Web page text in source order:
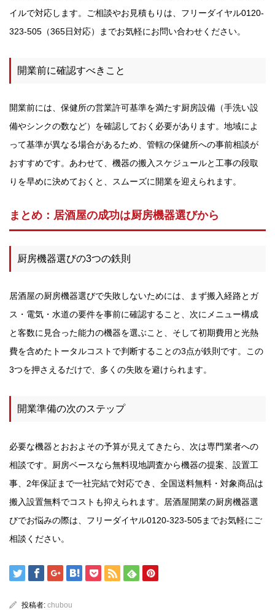
イルで対応します。ご相談やお見積もりは、フリーダイヤル0120-
323-505（365日対応）までお気軽にお問い合わせください。
開業前に確認すべきこと
開業前には、保健所の営業許可基準を満たす厨房設備（手洗い設
備やシンクの数など）を確認しておく必要があります。地域によ
って基準が異なる場合があるため、管轄の保健所への事前相談が
おすすめです。あわせて、機器の搬入スケジュールと工事の段取
りを早めに決めておくと、スムーズに開業を迎えられます。
まとめ：居酒屋の成功は厨房機器選びから
厨房機器選びの3つの鉄則
居酒屋の厨房機器選びで失敗しないためには、まず搬入経路とガ
ス・電気・水道の要件を事前に確認すること、次にメニュー構成
と客数に見合った能力の機器を選ぶこと、そして初期費用と光熱
費を含めたトータルコストで判断することの3点が鉄則です。この
3つを押さえるだけで、多くの失敗を避けられます。
開業準備の次のステップ
必要な機器とおおよその予算が見えてきたら、次は専門業者への
相談です。厨房ベースなら無料現地調査から機器の提案、設置工
事、2年保証まで一社完結で対応でき、全国送料無料・対象商品は
搬入設置無料でコストも抑えられます。居酒屋開業の厨房機器選
びでお悩みの際は、フリーダイヤル0120-323-505までお気軽にご
相談ください。
投稿者: chubou